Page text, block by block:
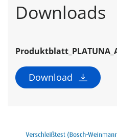
Downloads
Download